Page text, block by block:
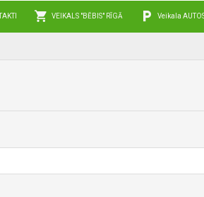
VEIKALS "BĒBIS" RĪGĀ Veikala